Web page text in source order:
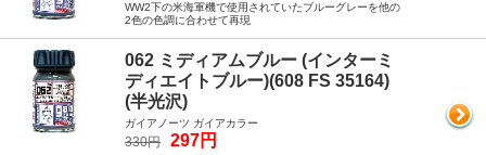
WW2下の米海軍機で使用されていたブルーグレーを他の
2色の色調に合わせて再現
062 ミディアムブルー (インターミ
ディエイトブルー)(608 FS 35164)
(半光沢)
ガイアノーツ ガイアカラー
330円 297円